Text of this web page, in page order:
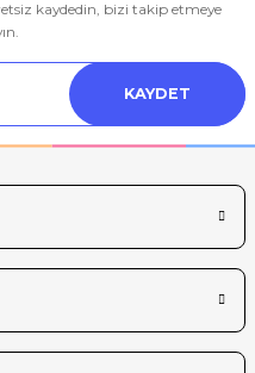
kaydedin, bizi takip etmeye
KAYDET